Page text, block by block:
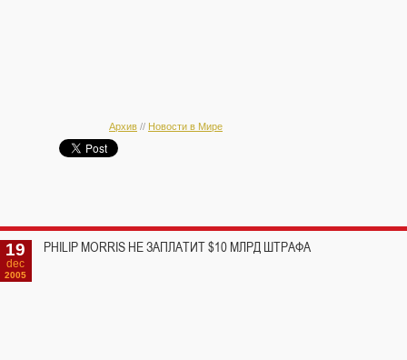
Архив // Новости в Мире
19
dec
2005
PHILIP MORRIS НЕ ЗАПЛАТИТ $10 МЛРД ШТРАФА